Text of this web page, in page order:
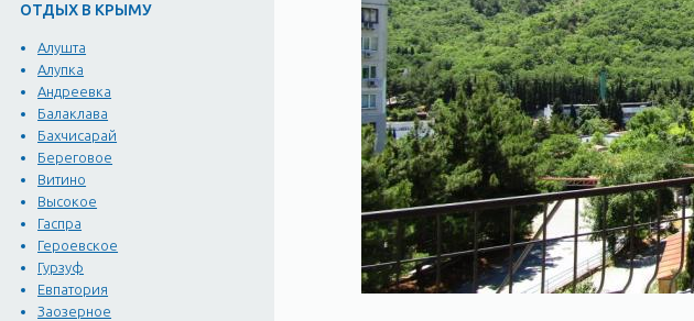
ОТДЫХ В КРЫМУ
Алушта
Алупка
Андреевка
Балаклава
Бахчисарай
Береговое
Витино
Высокое
Гаспра
Героевское
Гурзуф
Евпатория
Заозерное